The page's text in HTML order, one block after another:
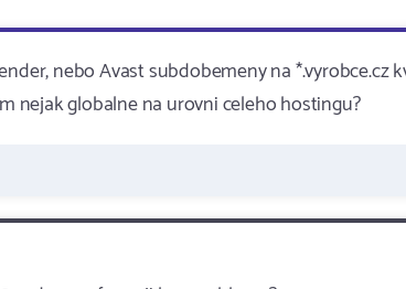
nebo Avast subdobemeny na *.vyrobce.cz
nejak globalne na urovni celeho hostingu?